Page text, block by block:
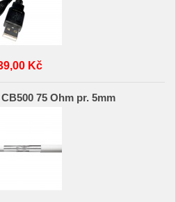
Kč
75 Ohm pr. 5mm